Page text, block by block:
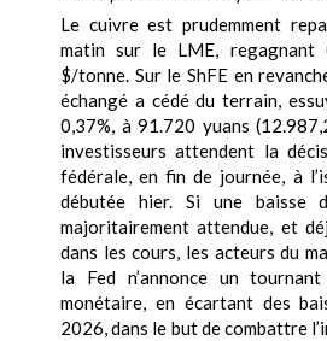
Le cuivre est prudemment
matin sur le LME, regagnant
$/tonne. Sur le ShFE en
échangé a cédé du terrain,
0,37%, à 91.720 yuans
investisseurs attendent la
fédérale, en fin de journée, à
débutée hier. Si une baisse
majoritairement attendue, et
dans les cours, les acteurs du
la Fed n’annonce un
monétaire, en écartant des
2026, dans le but de combattre